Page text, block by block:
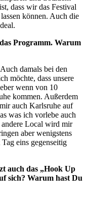
dass wir das Festival
können. Auch die
Programm. Warum
damals bei den
möchte, dass unsere
wenn von 10
kommen. Außerdem
auch Karlsruhe auf
was ich vorlebe auch
andere Local wird mir
aber wenigstens
eins gegenseitig
auch das „Hook Up
sich? Warum hast Du